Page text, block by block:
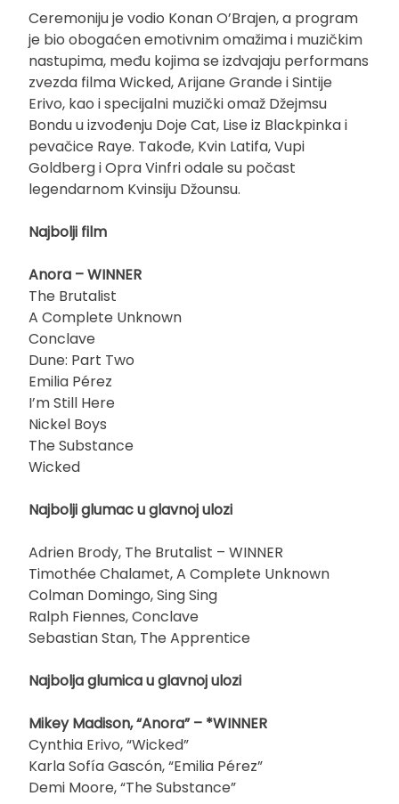
Ceremoniju je vodio Konan O’Brajen, a program
je bio obogaćen emotivnim omažima i muzičkim
nastupima, među kojima se izdvajaju performans
zvezda filma Wicked, Arijane Grande i Sintije
Erivo, kao i specijalni muzički omaž Džejmsu
Bondu u izvođenju Doje Cat, Lise iz Blackpinka i
pevačice Raye. Takođe, Kvin Latifa, Vupi
Goldberg i Opra Vinfri odale su počast
legendarnom Kvinsiju Džounsu.
Najbolji film
Anora – WINNER
The Brutalist
A Complete Unknown
Conclave
Dune: Part Two
Emilia Pérez
I’m Still Here
Nickel Boys
The Substance
Wicked
Najbolji glumac u glavnoj ulozi
Adrien Brody, The Brutalist – WINNER
Timothée Chalamet, A Complete Unknown
Colman Domingo, Sing Sing
Ralph Fiennes, Conclave
Sebastian Stan, The Apprentice
Najbolja glumica u glavnoj ulozi
Mikey Madison, “Anora” – *WINNER
Cynthia Erivo, “Wicked”
Karla Sofía Gascón, “Emilia Pérez”
Demi Moore, “The Substance”